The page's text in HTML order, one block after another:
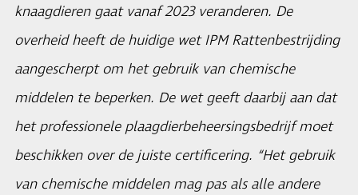
knaagdieren gaat vanaf 2023 veranderen. De
overheid heeft de huidige wet IPM Rattenbestrijding
aangescherpt om het gebruik van chemische
middelen te beperken. De wet geeft daarbij aan dat
het professionele plaagdierbeheersingsbedrijf moet
beschikken over de juiste certificering. “Het gebruik
van chemische middelen mag pas als alle andere